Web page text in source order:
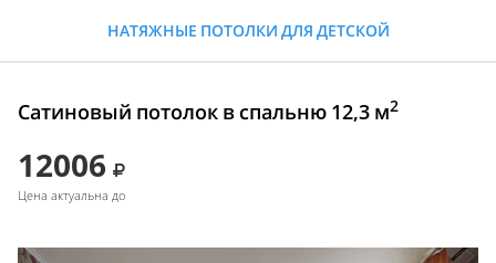
НАТЯЖНЫЕ ПОТОЛКИ ДЛЯ ДЕТСКОЙ
Сатиновый потолок в спальню 12,3 м2
12006
Цена актуальна до